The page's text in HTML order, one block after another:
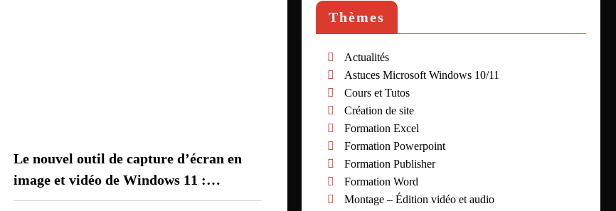
Le nouvel outil de capture d’écran en
image et vidéo de Windows 11 :
découverte et tuto
Thèmes
Actualités
Astuces Microsoft Windows 10/11
Cours et Tutos
Création de site
Formation Excel
Formation Powerpoint
Formation Publisher
Formation Word
Montage – Édition vidéo et audio